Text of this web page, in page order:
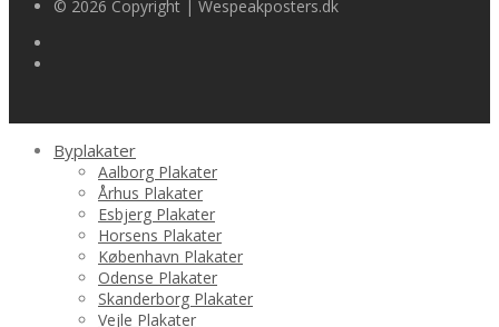
© 2026 Copyright | Wespeakposters.dk
Byplakater
Aalborg Plakater
Århus Plakater
Esbjerg Plakater
Horsens Plakater
København Plakater
Odense Plakater
Skanderborg Plakater
Vejle Plakater